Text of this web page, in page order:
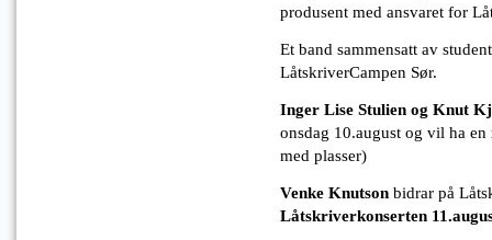
produsent med ansvaret for
Et band sammensatt av
LåtskriverCampen Sør.
Inger Lise Stulien og Knut
onsdag 10.august og vil ha en
med plasser)
Venke Knutson bidrar på
Låtskriverkonserten